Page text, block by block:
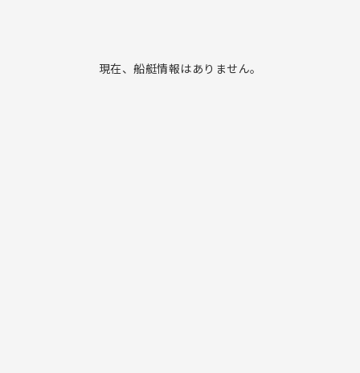
現在、船艇情報はありません。